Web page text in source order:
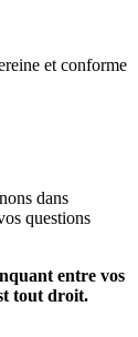
et conforme
dans
questions
entre vos
tout droit.